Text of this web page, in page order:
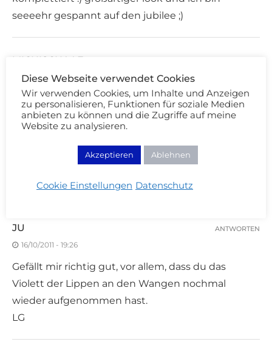
seeeehr gespannt auf den jubilee ;)
MICHISCHAAF
16/10/2011 - 18:55
oh wow
richtig toll geworden!
JU
16/10/2011 - 19:26
Gefällt mir richtig gut, vor allem, dass du das
Violett der Lippen an den Wangen nochmal
wieder aufgenommen hast.
LG
ANTWORTEN
Diese Webseite verwendet Cookies
Wir verwenden Cookies, um Inhalte und Anzeigen
zu personalisieren, Funktionen für soziale Medien
anbieten zu können und die Zugriffe auf meine
Website zu analysieren.
Akzeptieren Ablehnen
Cookie Einstellungen Datenschutz